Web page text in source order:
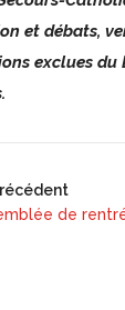
et débats,
exclues du
de